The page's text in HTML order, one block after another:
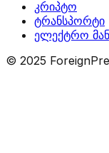
კრიპტო
ტრანსპორტი
ელექტრო
© 2025